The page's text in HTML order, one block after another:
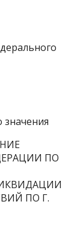
значения
ПО
ПО Г.